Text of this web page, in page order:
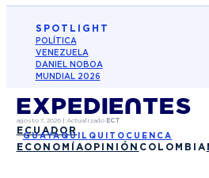
SPOTLIGHT
POLÍTICA
VENEZUELA
DANIEL NOBOA
MUNDIAL 2026
agosto 7, 2026| Actualizado ECT
ECUADOR
GUAYAQUIL QUITO CUENCA
ECONOMÍAOPINIÓN COLOMBIA